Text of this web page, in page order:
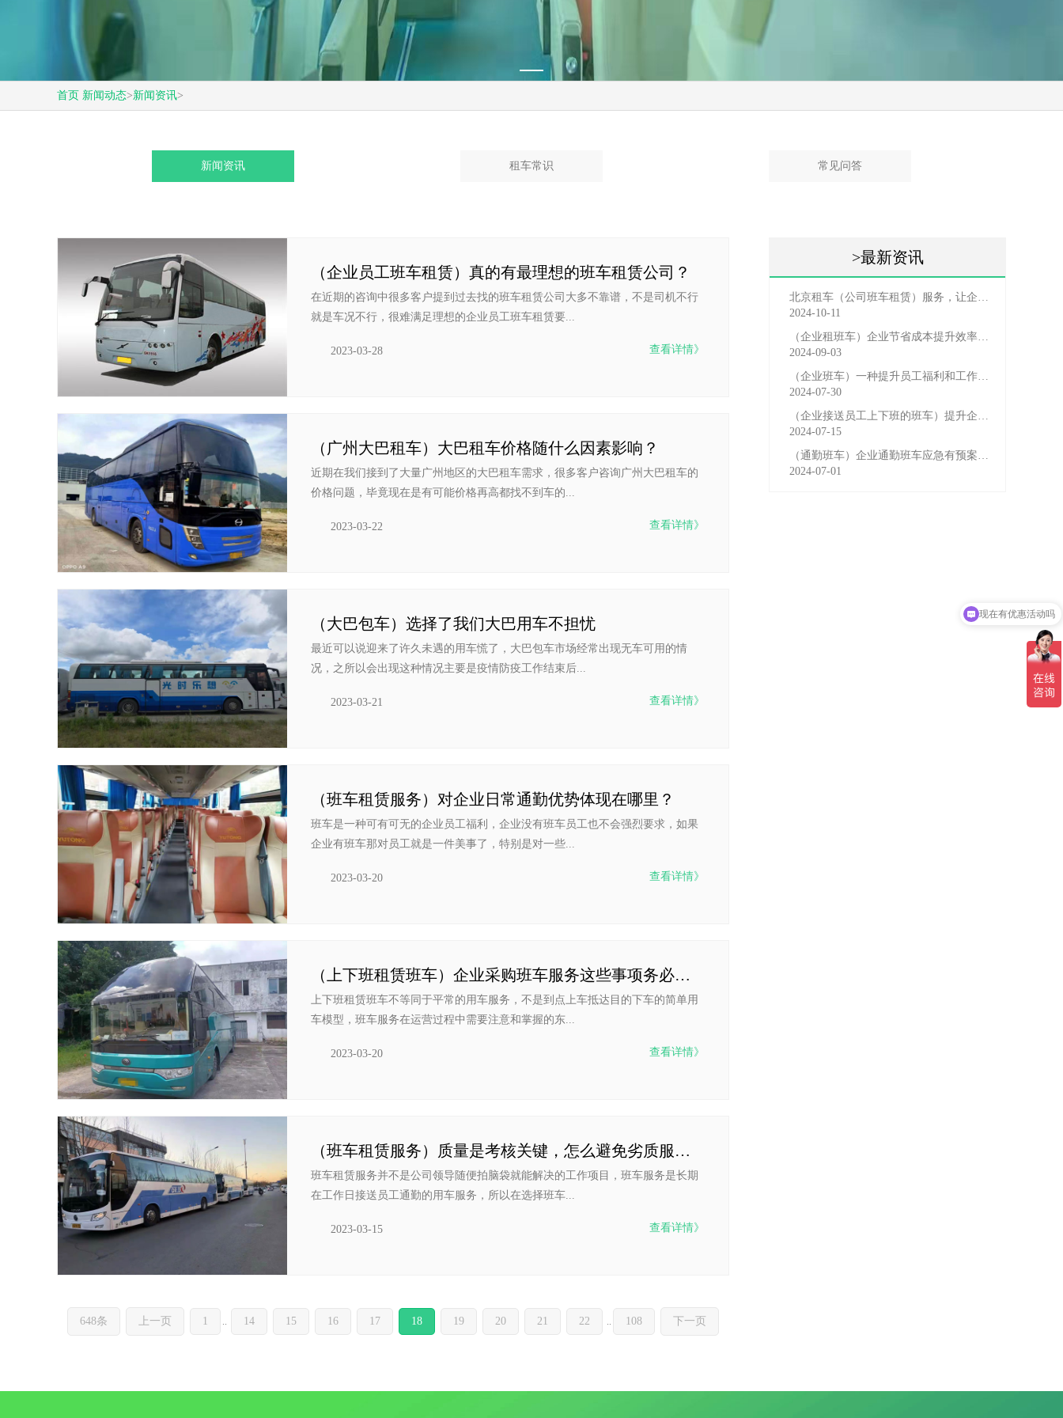
首页 新闻动态>新闻资讯>
新闻资讯 租车常识 常见问答
（企业员工班车租赁）真的有最理想的班车租赁公司？
在近期的咨询中很多客户提到过去找的班车租赁公司大多不靠谱，不是司机不行
就是车况不行，很难满足理想的企业员工班车租赁要...
查看详情》
2023-03-28
（广州大巴租车）大巴租车价格随什么因素影响？
近期在我们接到了大量广州地区的大巴租车需求，很多客户咨询广州大巴租车的
价格问题，毕竟现在是有可能价格再高都找不到车的...
查看详情》
2023-03-22
（大巴包车）选择了我们大巴用车不担忧
最近可以说迎来了许久未遇的用车慌了，大巴包车市场经常出现无车可用的情
况，之所以会出现这种情况主要是疫情防疫工作结束后...
查看详情》
2023-03-21
（班车租赁服务）对企业日常通勤优势体现在哪里？
班车是一种可有可无的企业员工福利，企业没有班车员工也不会强烈要求，如果
企业有班车那对员工就是一件美事了，特别是对一些...
查看详情》
2023-03-20
（上下班租赁班车）企业采购班车服务这些事项务必了解
上下班租赁班车不等同于平常的用车服务，不是到点上车抵达目的下车的简单用
车模型，班车服务在运营过程中需要注意和掌握的东...
查看详情》
2023-03-20
（班车租赁服务）质量是考核关键，怎么避免劣质服务商
班车租赁服务并不是公司领导随便拍脑袋就能解决的工作项目，班车服务是长期
在工作日接送员工通勤的用车服务，所以在选择班车...
查看详情》
2023-03-15
648条 上一页 1 .. 14 15 16 17 18 19 20 21 22 .. 108 下一页
>最新资讯
北京租车（公司班车租赁）服务，让企业员工出行更轻松
2024-10-11
（企业租班车）企业节省成本提升效率选择，租班车注意事
2024-09-03
（企业班车）一种提升员工福利和工作效率的重要工具
2024-07-30
（企业接送员工上下班的班车）提升企业形象与员工福利的
2024-07-15
（通勤班车）企业通勤班车应急有预案，啥事也不怕
2024-07-01
可以介绍下你们的产品么